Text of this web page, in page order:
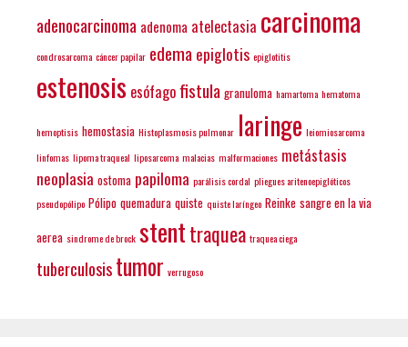
adenocarcinoma adenoma atelectasia carcinoma
condrosarcoma cáncer papilar edema epiglotis epiglotitis
estenosis esófagofistula granuloma hamartoma hematoma
hemoptisis hemostasia Histoplasmosis pulmonar laringe leiomiosarcoma
linfomas lipoma traqueal liposarcoma malacias malformaciones metástasis
neoplasia ostoma papiloma parálisis cordal pliegues aritenoepiglóticos
pseudopólipo Pólipo quemadura quiste quiste laríngeo Reinke sangre en la via
aerea sindrome de brock stenttraquea traquea ciega
tuberculosistumor verrugoso